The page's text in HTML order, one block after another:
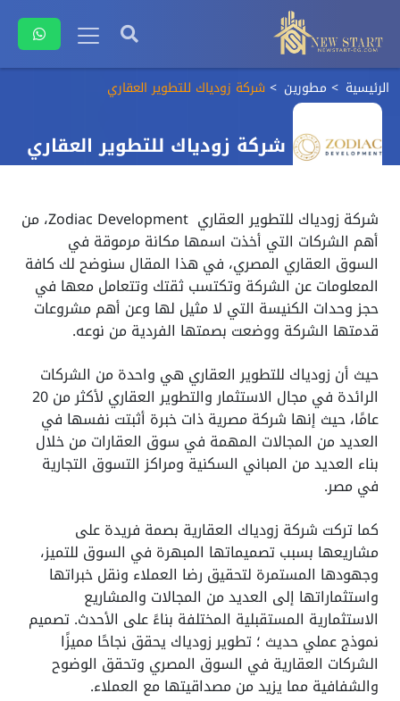
الرئيسية مطورين شركة زودياك للتطوير العقاري
شركة زودياك للتطوير العقاري
شركة زودياك للتطوير العقاري Zodiac Development، من
أهم الشركات التي أخذت اسمها مكانة مرموقة في
السوق العقاري المصري، في هذا المقال سنوضح لك كافة
المعلومات عن الشركة وتكتسب ثقتك وتتعامل معها في
حجز وحدات الكنيسة التي لا مثيل لها وعن أهم مشروعات
قدمتها الشركة ووضعت بصمتها الفردية من نوعه.
حيث أن زودياك للتطوير العقاري هي واحدة من الشركات
الرائدة في مجال الاستثمار والتطوير العقاري لأكثر من 20
عامًا، حيث إنها شركة مصرية ذات خبرة أثبتت نفسها في
العديد من المجالات المهمة في سوق العقارات من خلال
بناء العديد من المباني السكنية ومراكز التسوق التجارية
في مصر.
كما تركت شركة زودياك العقارية بصمة فريدة على
مشاريعها بسبب تصميماتها المبهرة في السوق للتميز،
وجهودها المستمرة لتحقيق رضا العملاء ونقل خبراتها
واستثماراتها إلى العديد من المجالات والمشاريع
الاستثمارية المستقبلية المختلفة بناءً على الأحدث. تصميم
نموذج عملي حديث ؛ تطوير زودياك يحقق نجاحًا مميزًا
الشركات العقارية في السوق المصري وتحقق الوضوح
والشفافية مما يزيد من مصداقيتها مع العملاء.